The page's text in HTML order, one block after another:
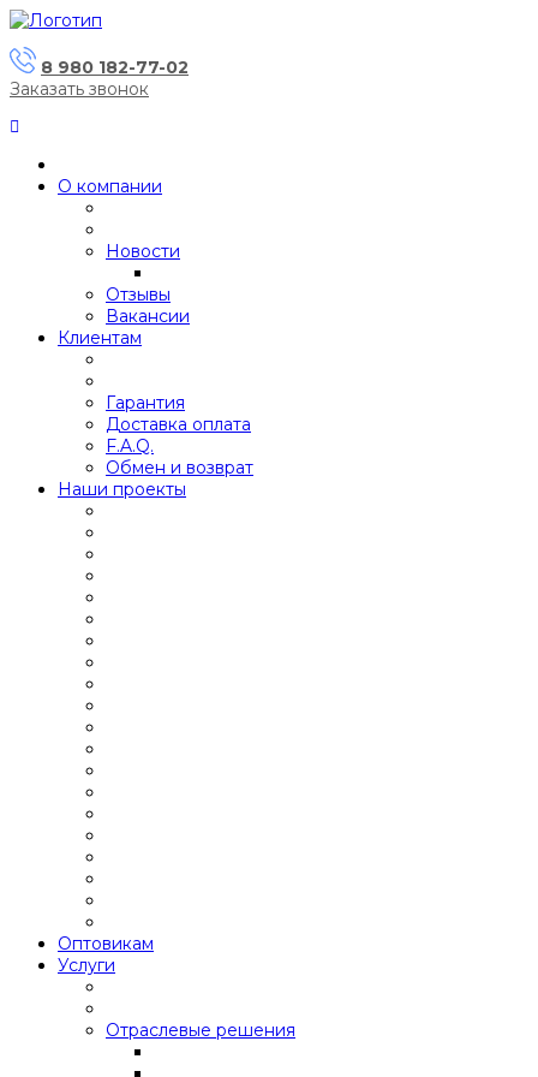
8 980 182-77-02
Заказать звонок
О компании
Новости
Отзывы
Вакансии
Клиентам
Гарантия
Доставка оплата
F.A.Q.
Обмен и возврат
Наши проекты
Оптовикам
Услуги
Отраслевые решения